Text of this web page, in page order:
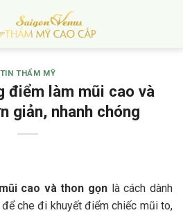
TIN THẨM MỸ
điểm làm mũi cao và
giản, nhanh chóng
cao và thon gọn là cách dành
che đi khuyết điểm chiếc mũi to,